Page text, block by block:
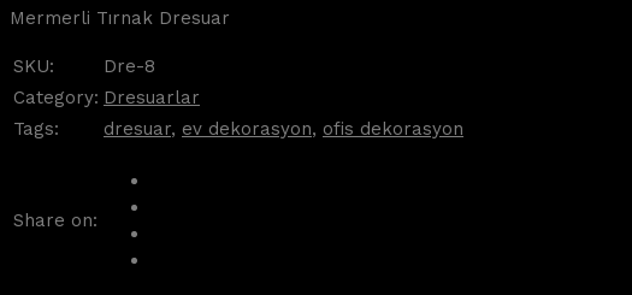
Mermerli Tırnak Dresuar
SKU:
Dre-8
Category: Dresuarlar
Tags:
dresuar, ev dekorasyon, ofis dekorasyon
Share on: